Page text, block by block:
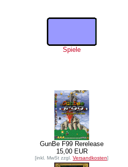
Spiele
GunBe F99 Rerelease
15,00 EUR
[inkl. MwSt zzgl. Versandkosten]